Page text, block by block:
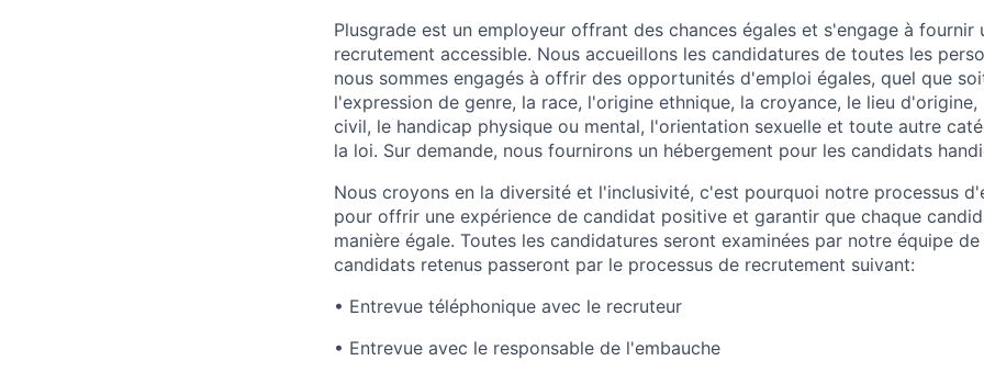
Plusgrade est un employeur offrant des chances égales et s'engage à fournir
recrutement accessible. Nous accueillons les candidatures de toutes les
nous sommes engagés à offrir des opportunités d'emploi égales, quel que
l'expression de genre, la race, l'origine ethnique, la croyance, le lieu
civil, le handicap physique ou mental, l'orientation sexuelle et toute autre
la loi. Sur demande, nous fournirons un hébergement pour les candidats
Nous croyons en la diversité et l'inclusivité, c'est pourquoi notre processus
pour offrir une expérience de candidat positive et garantir que chaque
manière égale. Toutes les candidatures seront examinées par notre équipe
candidats retenus passeront par le processus de recrutement suivant:
• Entrevue téléphonique avec le recruteur
• Entrevue avec le responsable de l'embauche